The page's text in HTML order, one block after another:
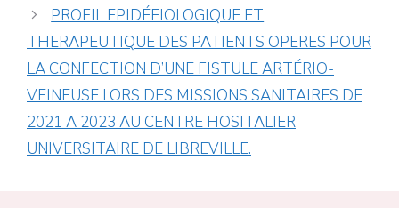
PROFIL EPIDÉEIOLOGIQUE ET
THERAPEUTIQUE DES PATIENTS OPERES POUR
LA CONFECTION D’UNE FISTULE ARTÉRIO-
VEINEUSE LORS DES MISSIONS SANITAIRES DE
2021 A 2023 AU CENTRE HOSITALIER
UNIVERSITAIRE DE LIBREVILLE.